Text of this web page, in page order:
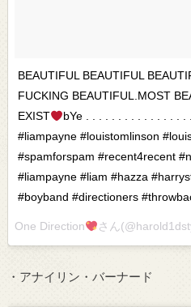
BEAUTIFUL BEAUTIFUL
FUCKING BEAUTIFUL.MOST
EXIST
bYe . . . . . . . . . . . . . . .
#liampayne #louistomlinson
#spamforspam #recent4recent
#liampayne #liam #hazza
#boyband #directioners
One Direction さん
・アナイリン・バーナード